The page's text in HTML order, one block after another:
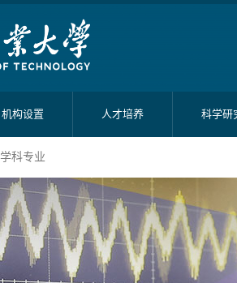
机构设置 人才培养 科学研
学科专业